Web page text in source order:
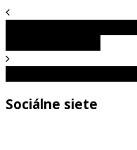
Sociálne siete